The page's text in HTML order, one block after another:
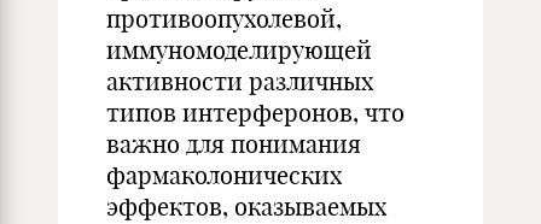
противоопухолевой,
иммуномоделирующей
активности различных
типов интерферонов, что
важно для понимания
фармаколонических
эффектов, оказываемых